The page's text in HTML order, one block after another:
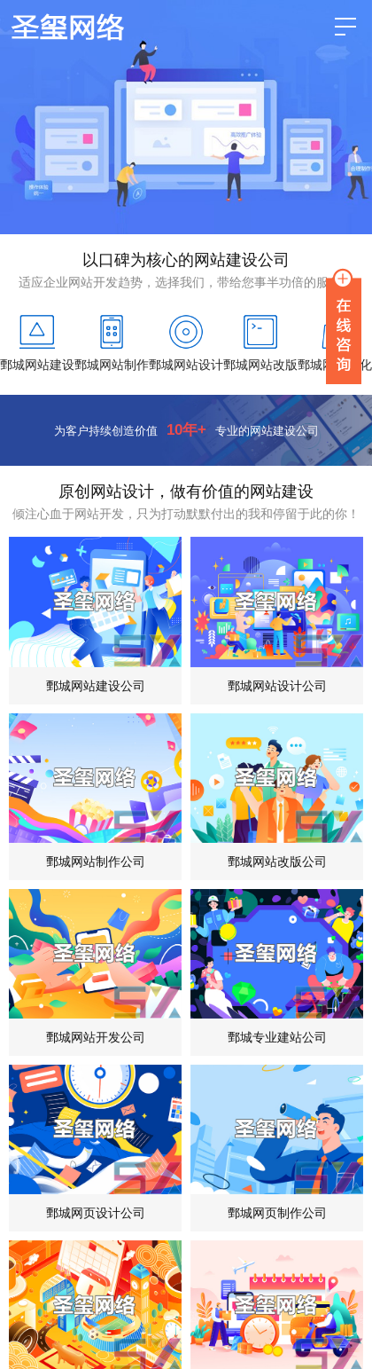
以口碑为核心的网站建设公司
适应企业网站开发趋势，选择我们，带给您事半功倍的服务！
鄄城网站建设鄄城网站制作鄄城网站设计鄄城网站改版鄄城网站优化
为客户持续创造价值 10年+ 专业的网站建设公司
原创网站设计，做有价值的网站建设
倾注心血于网站开发，只为打动默默付出的我和停留于此的你！
鄄城网站建设公司 鄄城网站设计公司
鄄城网站制作公司 鄄城网站改版公司
鄄城网站开发公司 鄄城专业建站公司
鄄城网页设计公司 鄄城网页制作公司